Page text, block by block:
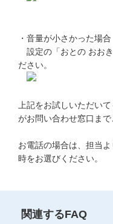
進研ゼミ 高校講座
進研ゼミ
・音量が小さかった場合
設定の「おとの おお
ださい。
上記をお試しいただい
がお問い合わせ窓口まで
お電話の場合は、担当よ
時をお選びください。
関連するFAQ